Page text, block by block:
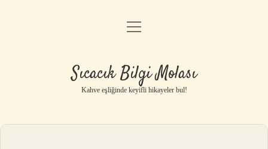
Anasayfa
Yasal Uyarı
menüyü
Sıcacık Bilgi Molası
Kahve eşliğinde keyifli hikayeler bul!